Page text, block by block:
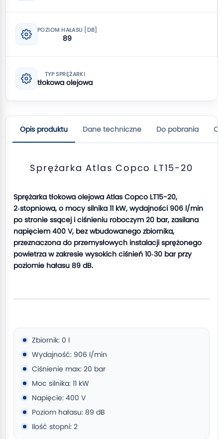
POZIOM HAŁASU [DB]
89
TYP SPRĘŻARKI
tłokowa olejowa
Opis produktu Dane techniczne Do pobrania
Sprężarka Atlas Copco LT15-20
Sprężarka tłokowa olejowa Atlas Copco LT15-20,
2‑stopniowa, o mocy silnika 11 kW, wydajności 906 l/min
po stronie ssącej i ciśnieniu roboczym 20 bar, zasilana
napięciem 400 V, bez wbudowanego zbiornika,
przeznaczona do przemysłowych instalacji sprężonego
powietrza w zakresie wysokich ciśnień 10‑30 bar przy
poziomie hałasu 89 dB.
Zbiornik: 0 l
Wydajność: 906 l/min
Ciśnienie max: 20 bar
Moc silnika: 11 kW
Napięcie: 400 V
Poziom hałasu: 89 dB
Ilość stopni: 2